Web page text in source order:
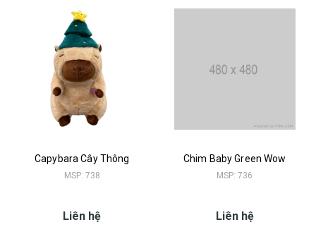
Capybara Cây Thông
MSP: 738
Liên hệ
Chim Baby Green Wow
MSP: 736
Liên hệ